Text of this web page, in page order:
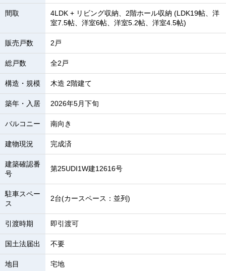
間取
4LDK + リビング収納、2階ホール収納 (LDK19帖、洋
室7.5帖、洋室6帖、洋室5.2帖、洋室4.5帖)
販売戸数 2戸
総戸数 全2戸
構造・規模 木造 2階建て
築年・入居 2026年5月下旬
バルコニー 南向き
建物現況 完成済
建築確認番
号
第25UDI1W建12616号
駐車スペー
ス
2台(カースペース：並列)
引渡時期 即引渡可
国土法届出 不要
地目 宅地